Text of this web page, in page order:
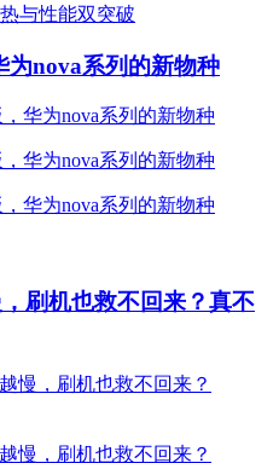
为nova系列的新物种
刷机也救不回来？真不